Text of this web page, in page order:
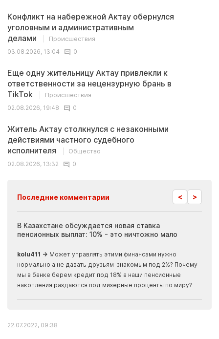
Конфликт на набережной Актау обернулся
уголовным и административным
делами
Происшествия
03.08.2026, 13:04
0
Еще одну жительницу Актау привлекли к
ответственности за нецензурную брань в
TikTok
Происшествия
02.08.2026, 19:48
0
Житель Актау столкнулся с незаконными
действиями частного судебного
исполнителя
Общество
02.08.2026, 13:32
0
Последние комментарии < >
В Казахстане обсуждается новая ставка
пенсионных выплат: 10% - это ничтожно мало
kolu411 → Может управлять этими финансами нужно
нормально а не давать друзьям-знакомым под 2%? Почему
мы в банке берем кредит под 18% а наши пенсионные
накопления раздаются под мизерные проценты по миру?
22.07.2022, 09:38